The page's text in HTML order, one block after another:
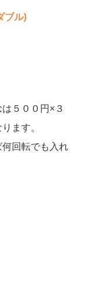
ブル)
５００円×３
ます。
回転でも入れ